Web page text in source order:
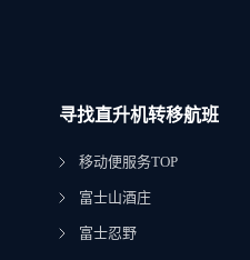
寻找直升机转移航班
移动便服务TOP
富士山酒庄
富士忍野